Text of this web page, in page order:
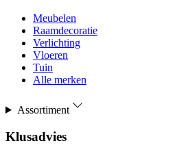
Meubelen
Raamdecoratie
Verlichting
Vloeren
Tuin
Alle merken
Assortiment
Klusadvies